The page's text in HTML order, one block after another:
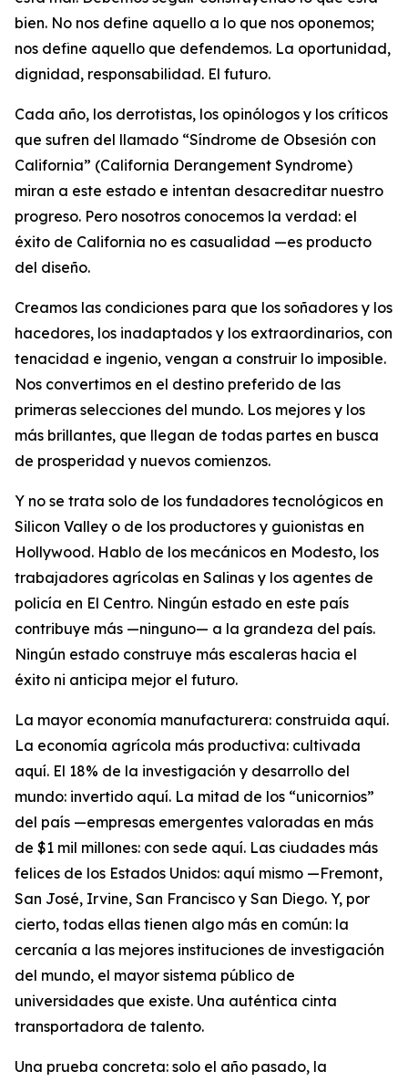
bien. No nos define aquello a lo que nos oponemos;
nos define aquello que defendemos. La oportunidad,
dignidad, responsabilidad. El futuro.
Cada año, los derrotistas, los opinólogos y los críticos
que sufren del llamado “Síndrome de Obsesión con
California” (California Derangement Syndrome)
miran a este estado e intentan desacreditar nuestro
progreso. Pero nosotros conocemos la verdad: el
éxito de California no es casualidad —es producto
del diseño.
Creamos las condiciones para que los soñadores y los
hacedores, los inadaptados y los extraordinarios, con
tenacidad e ingenio, vengan a construir lo imposible.
Nos convertimos en el destino preferido de las
primeras selecciones del mundo. Los mejores y los
más brillantes, que llegan de todas partes en busca
de prosperidad y nuevos comienzos.
Y no se trata solo de los fundadores tecnológicos en
Silicon Valley o de los productores y guionistas en
Hollywood. Hablo de los mecánicos en Modesto, los
trabajadores agrícolas en Salinas y los agentes de
policía en El Centro. Ningún estado en este país
contribuye más —ninguno— a la grandeza del país.
Ningún estado construye más escaleras hacia el
éxito ni anticipa mejor el futuro.
La mayor economía manufacturera: construida aquí.
La economía agrícola más productiva: cultivada
aquí. El 18% de la investigación y desarrollo del
mundo: invertido aquí. La mitad de los “unicornios”
del país —empresas emergentes valoradas en más
de $1 mil millones: con sede aquí. Las ciudades más
felices de los Estados Unidos: aquí mismo —Fremont,
San José, Irvine, San Francisco y San Diego. Y, por
cierto, todas ellas tienen algo más en común: la
cercanía a las mejores instituciones de investigación
del mundo, el mayor sistema público de
universidades que existe. Una auténtica cinta
transportadora de talento.
Una prueba concreta: solo el año pasado, la